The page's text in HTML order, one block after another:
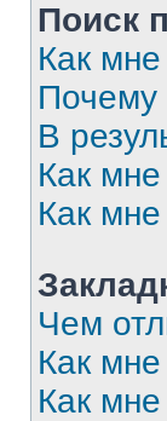
Поиск
Как
Почему
В
Как
Как
Чем
Как
Как мне